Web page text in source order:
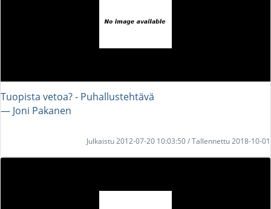
Tuopista vetoa? - Puhallustehtävä
― Joni Pakanen
Julkaistu 2012-07-20 10:03:50 / Tallennettu 2018-10-01